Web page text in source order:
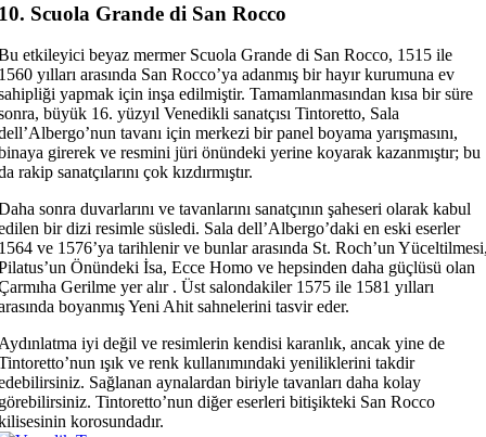
Scuola Grande di San Rocco
etkileyici beyaz mermer Scuola Grande di San Rocco, 1515 ile
yılları arasında San Rocco’ya adanmış bir hayır kurumuna ev
yapmak için inşa edilmiştir. Tamamlanmasından kısa bir süre
büyük 16. yüzyıl Venedikli sanatçısı Tintoretto, Sala
tavanı için merkezi bir panel boyama yarışmasını,
girerek ve resmini jüri önündeki yerine koyarak kazanmıştır; bu
rakip sanatçılarını çok kızdırmıştır.
sonra duvarlarını ve tavanlarını sanatçının şaheseri olarak kabul
bir dizi resimle süsledi. Sala dell’Albergo’daki en eski eserler
ve 1576’ya tarihlenir ve bunlar arasında St. Roch’un
Önündeki İsa, Ecce Homo ve hepsinden daha güçlüsü olan
Gerilme yer alır . Üst salondakiler 1575 ile 1581 yılları
boyanmış Yeni Ahit sahnelerini tasvir eder.
iyi değil ve resimlerin kendisi karanlık, ancak yine de
ışık ve renk kullanımındaki yeniliklerini takdir
Sağlanan aynalardan biriyle tavanları daha kolay
Tintoretto’nun diğer eserleri bitişikteki San Rocco
korosundadır.